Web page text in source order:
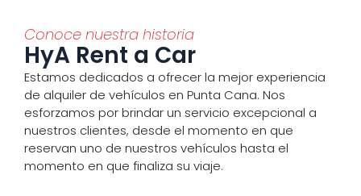
Conoce nuestra historia
HyA Rent a Car
Estamos dedicados a ofrecer la mejor experiencia
de alquiler de vehículos en Punta Cana. Nos
esforzamos por brindar un servicio excepcional a
nuestros clientes, desde el momento en que
reservan uno de nuestros vehículos hasta el
momento en que finaliza su viaje.